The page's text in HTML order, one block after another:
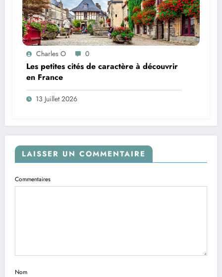
Charles O 0
Les petites cités de caractère à découvrir
en France
13 Juillet 2026
LAISSER UN COMMENTAIRE
Commentaires
Nom